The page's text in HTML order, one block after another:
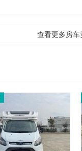
查看更多房